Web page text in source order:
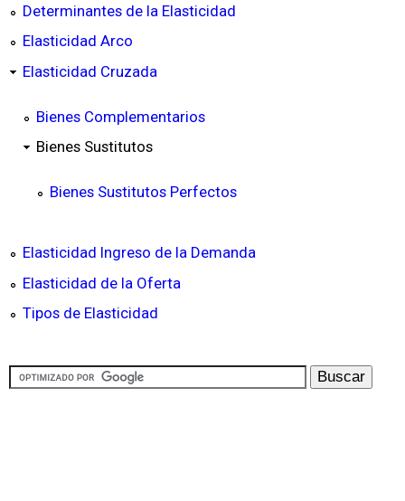
Determinantes de la Elasticidad
Elasticidad Arco
Elasticidad Cruzada
Bienes Complementarios
Bienes Sustitutos
Bienes Sustitutos Perfectos
Elasticidad Ingreso de la Demanda
Elasticidad de la Oferta
Tipos de Elasticidad